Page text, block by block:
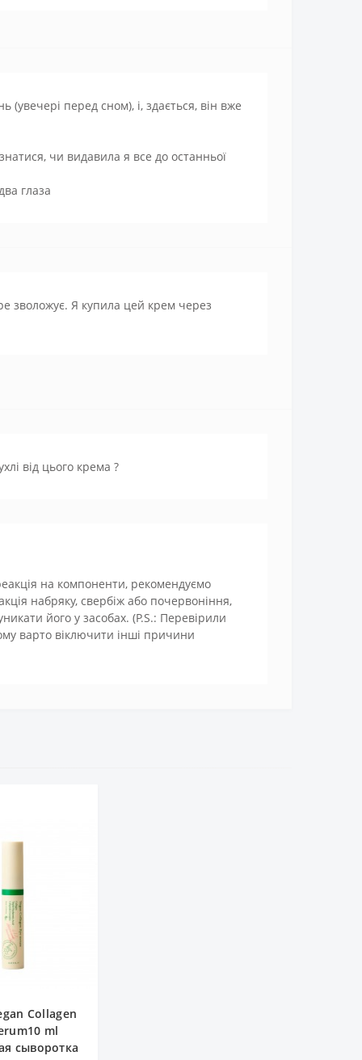
перед сном), і, здається, він вже
чи видавила я все до останньої
глаза
зволожує. Я купила цей крем через
від цього крема ?
на компоненти, рекомендуємо
набряку, свербіж або почервоніння,
його у засобах. (P.S.: Перевірили
варто віключити інші причини
Collagen
ml
сыворотка